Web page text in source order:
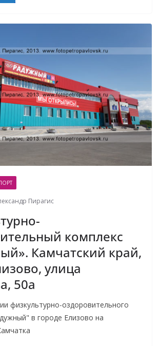
Пирагис
комплекс
Камчатский край,
улица
50а
физкультурно-оздоровительного
в городе Елизово на